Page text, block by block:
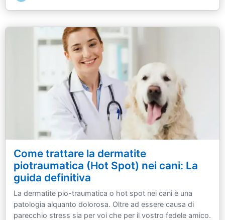
Come trattare la dermatite
piotraumatica (Hot Spot) nei cani: La
guida definitiva
La dermatite pio-traumatica o hot spot nei cani è una
patologia alquanto dolorosa. Oltre ad essere causa di
parecchio stress sia per voi che per il vostro fedele amico.